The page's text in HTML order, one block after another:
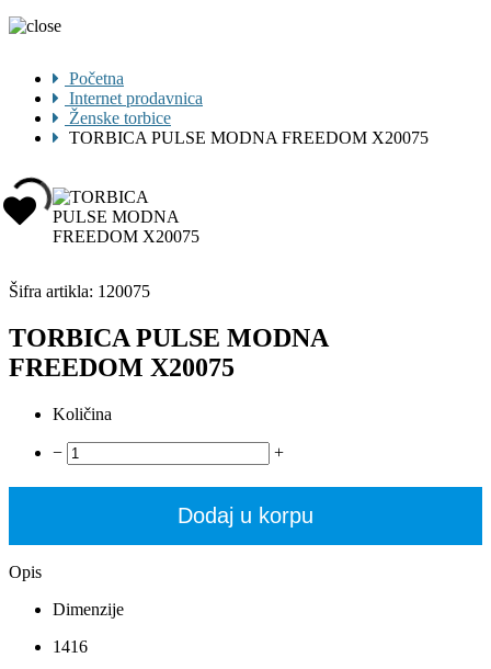
Početna
Internet prodavnica
Ženske torbice
TORBICA PULSE MODNA FREEDOM X20075
Šifra artikla: 120075
TORBICA PULSE MODNA
FREEDOM X20075
Količina
− +
Dodaj u korpu
Opis
Dimenzije
1416